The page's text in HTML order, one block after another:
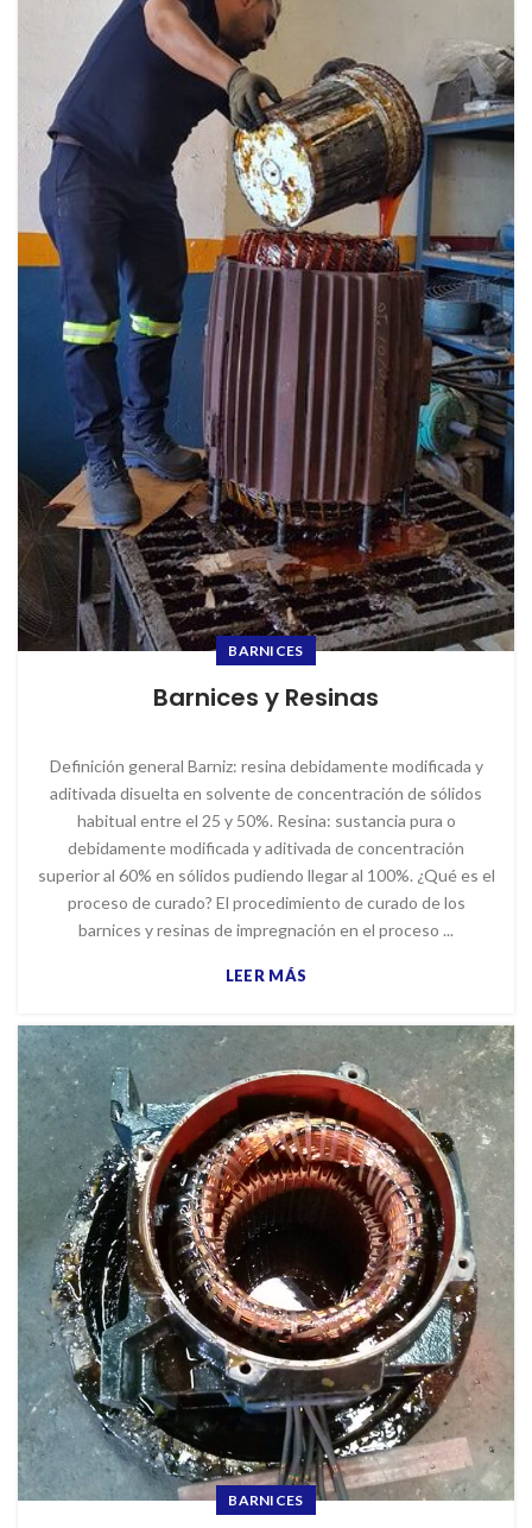
BARNICES
Barnices y Resinas
Definición general Barniz: resina debidamente modificada y
aditivada disuelta en solvente de concentración de sólidos
habitual entre el 25 y 50%. Resina: sustancia pura o
debidamente modificada y aditivada de concentración
superior al 60% en sólidos pudiendo llegar al 100%. ¿Qué es el
proceso de curado? El procedimiento de curado de los
barnices y resinas de impregnación en el proceso ...
LEER MÁS
BARNICES